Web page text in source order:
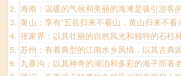
海南：温暖的气候和美丽的海滩是吸引游客
黄山：享有“五岳归来不看山，黄山归来不看
张家界：以其壮丽的自然风光和独特的石柱林
苏州：有着典型的江南水乡风情，以其古典
九寨沟：以其神奇的湖泊和多彩的海子而著